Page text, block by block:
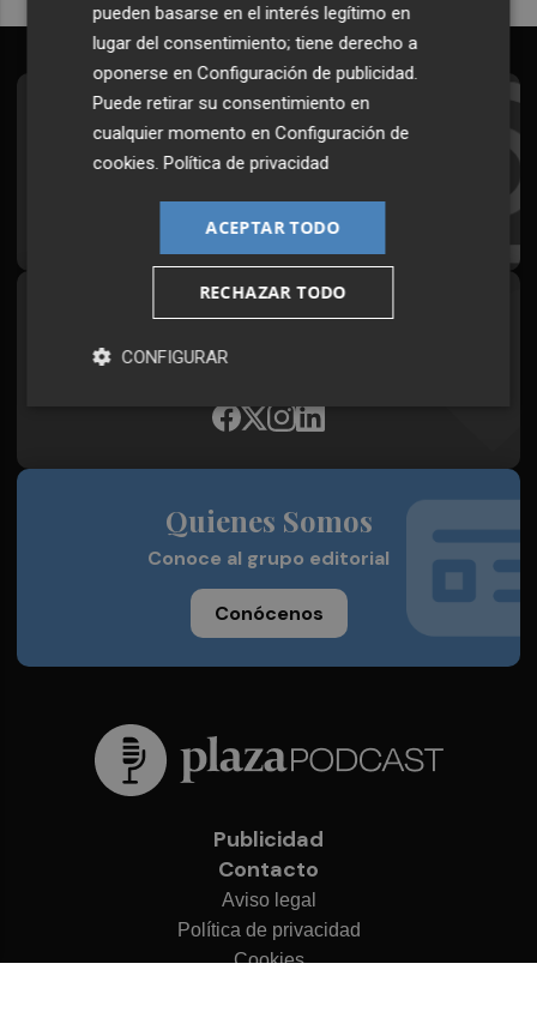
Suscríbete al Boletín
Todos los días a primera hora en tu email
¡Quiero suscribirme!
Síguenos en redes
Plaza Podcast, desde cualquier medio
Quienes Somos
Conoce al grupo editorial
Conócenos
Publicidad
Contacto
Aviso legal
Política de privacidad
Cookies
pueden basarse en el interés legítimo en
lugar del consentimiento; tiene derecho a
oponerse enConfiguración de publicidad
Puede retirar su consentimiento en
cualquier momento enConfiguración de
cookies .Política de privacidad
ACEPTAR TODO
RECHAZAR TODO
CONFIGURAR